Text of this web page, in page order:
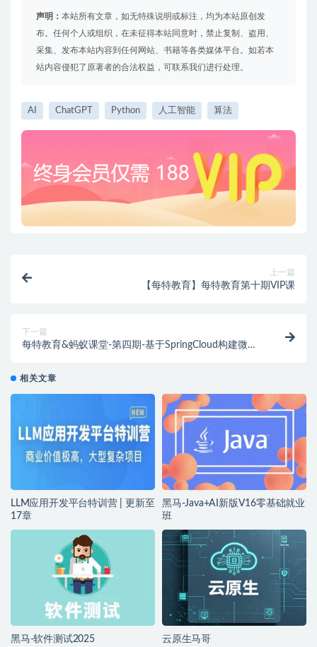
声明： 本站所有文章，如无特殊说明或标注，均为本站原创发
布。任何个人或组织，在未征得本站同意时，禁止复制、盗用、
采集、发布本站内容到任何网站、书籍等各类媒体平台。如若本
站内容侵犯了原著者的合法权益，可联系我们进行处理。
AI ChatGPT Python 人工智能 算法
上一篇
【每特教育】每特教育第十期VIP课
下一篇
每特教育&蚂蚁课堂-第四期-基于SpringCloud构建微服
相关文章
LLM应用开发平台特训营 | 更新至
17章
黑马-Java+AI新版V16零基础就业
班
黑马-软件测试2025 云原生马哥